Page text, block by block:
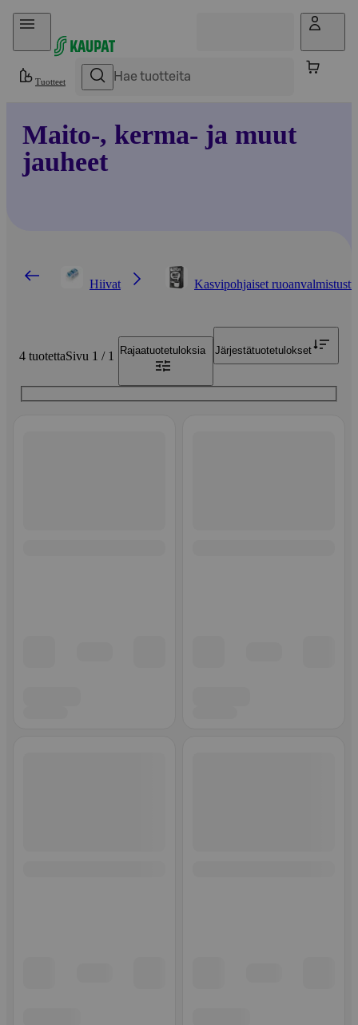
Hyppää sisältöön
Tuotteet
Maito-, kerma- ja muut
jauheet
Hiivat Kasvipohjaiset
4 tuotettaSivu 1 / 1 Rajaatuotetuloksia Järjestätuotetulokset